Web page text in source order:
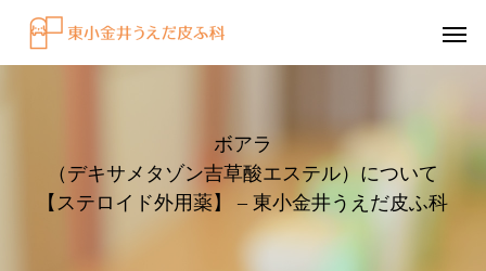
ボアラ
（デキサメタゾン吉草酸エステル）について
【ステロイド外用薬】 – 東小金井うえだ皮ふ科